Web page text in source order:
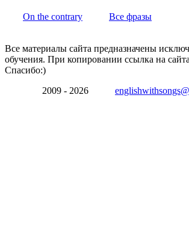
On the contrary Все фразы
Все материалы сайта предназначены
обучения. При копировании ссылка на
Спасибо:)
2009 - 2026